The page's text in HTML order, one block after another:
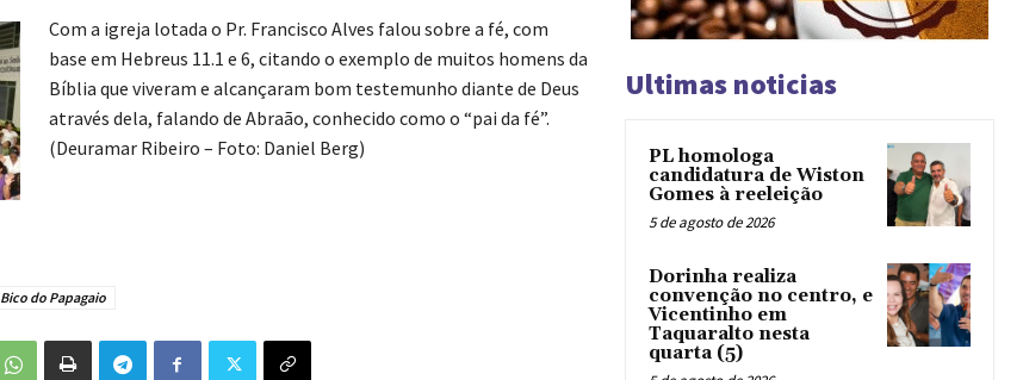
Com a igreja lotada o Pr. Francisco Alves falou sobre a fé, com
base em Hebreus 11.1 e 6, citando o exemplo de muitos homens da
Bíblia que viveram e alcançaram bom testemunho diante de Deus
através dela, falando de Abraão, conhecido como o “pai da fé”.
(Deuramar Ribeiro – Foto: Daniel Berg)
Bico do Papagaio
Ultimas noticias
PL homologa
candidatura de Wiston
Gomes à reeleição
5 de agosto de 2026
Dorinha realiza
convenção no centro, e
Vicentinho em
Taquaralto nesta
quarta (5)